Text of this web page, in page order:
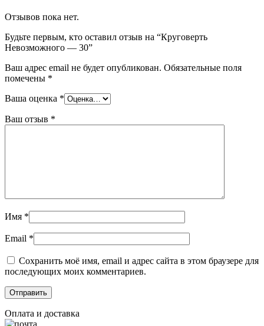
Отзывов пока нет.
Будьте первым, кто оставил отзыв на “Круговерть
Невозможного — 30”
Ваш адрес email не будет опубликован. Обязательные поля
помечены *
Ваша оценка *
Ваш отзыв *
Имя *
Email *
Сохранить моё имя, email и адрес сайта в этом браузере для
последующих моих комментариев.
Оплата и доставка